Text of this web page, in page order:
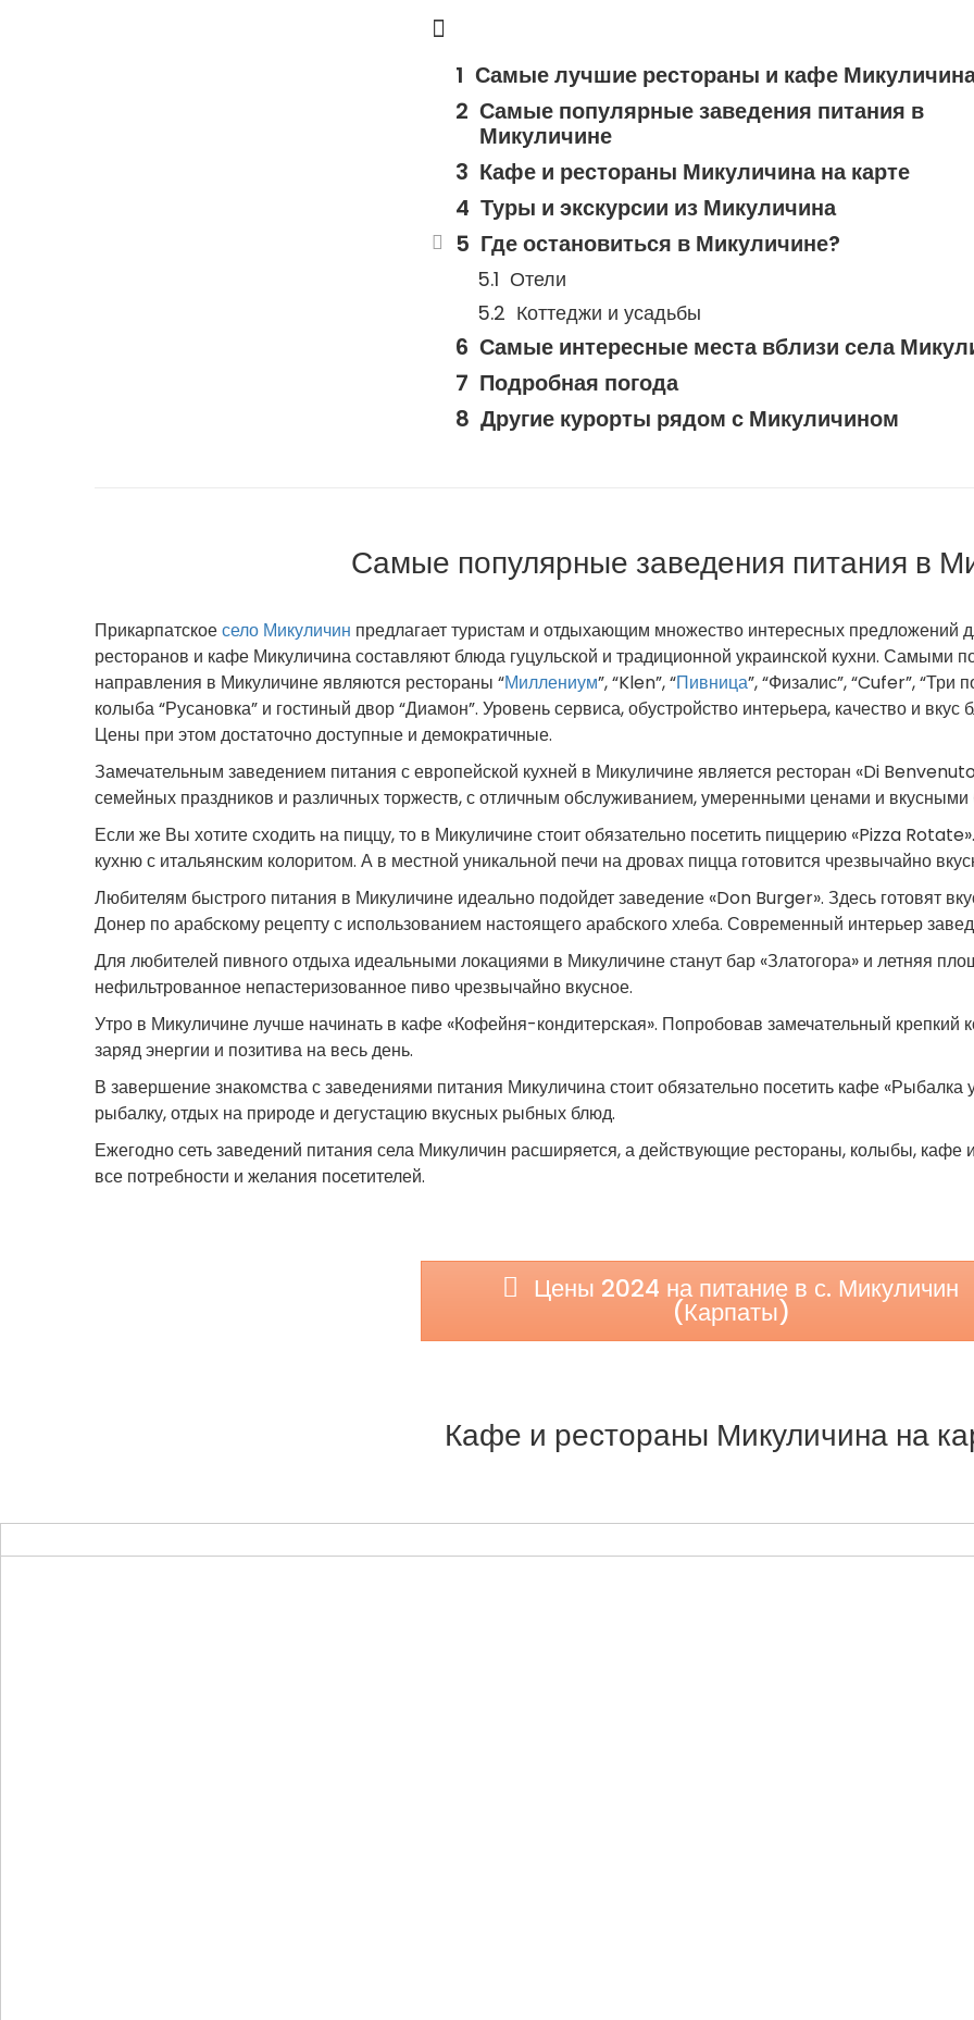
Самые лучшие рестораны и кафе
Самые популярные заведения питания в
Микуличине
Кафе и рестораны Микуличина на карте
Туры и экскурсии из Микуличина
Где остановиться в Микуличине?
Отели
Коттеджи и усадьбы
Самые интересные места вблизи села
Подробная погода
Другие курорты рядом с Микуличином
Самые популярные заведения питания в
Прикарпатскоесело Микуличин предлагает туристам и отдыхающим множество интересных предложений
ресторанов и кафе Микуличина составляют блюда гуцульской и традиционной украинской кухни. Самыми
направления в Микуличине являются рестораны “Миллениум”, “Klen”, “Пивница”, “Физалис”, “Cufer”, “Три
колыба “Русановка” и гостиный двор “Диамон”. Уровень сервиса, обустройство интерьера, качество и
Цены при этом достаточно доступные и демократичные.
Замечательным заведением питания с европейской кухней в Микуличине является ресторан «Di
семейных праздников и различных торжеств, с отличным обслуживанием, умеренными ценами и
Если же Вы хотите сходить на пиццу, то в Микуличине стоит обязательно посетить пиццерию «Pizza
кухню с итальянским колоритом. А в местной уникальной печи на дровах пицца готовится чрезвычайно
Любителям быстрого питания в Микуличине идеально подойдет заведение «Don Burger». Здесь готовят
Донер по арабскому рецепту с использованием настоящего арабского хлеба. Современный интерьер
Для любителей пивного отдыха идеальными локациями в Микуличине станут бар «Златогора» и летняя
нефильтрованное непастеризованное пиво чрезвычайно вкусное.
Утро в Микуличине лучше начинать в кафе «Кофейня-кондитерская». Попробовав замечательный
заряд энергии и позитива на весь день.
В завершение знакомства с заведениями питания Микуличина стоит обязательно посетить кафе
рыбалку, отдых на природе и дегустацию вкусных рыбных блюд.
Ежегодно сеть заведений питания села Микуличин расширяется, а действующие рестораны, колыбы,
все потребности и желания посетителей.
Цены 2024 на питание в с. Микуличин
(Карпаты)
Кафе и рестораны Микуличина на